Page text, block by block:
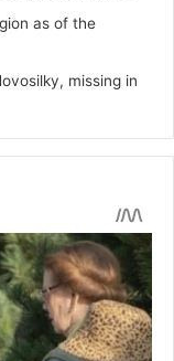
as of the
missing in